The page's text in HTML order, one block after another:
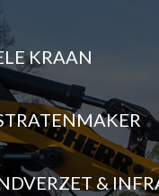
KRAAN
&